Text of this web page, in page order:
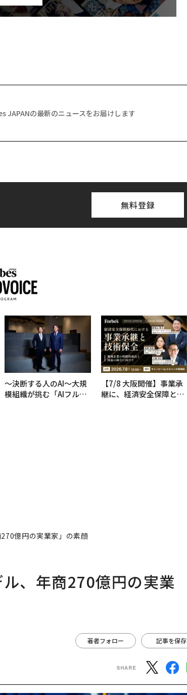
JAPANの最新のニュースをお届けします
無料登録
〜決断する人のAI〜大規
模組織が挑む「AIフル実
【7/8 大阪開催】事業承
継に、経済安全保障とい
億円の実業家」の素顔
、年商270億円の実業
著者フォロー 記事を保存